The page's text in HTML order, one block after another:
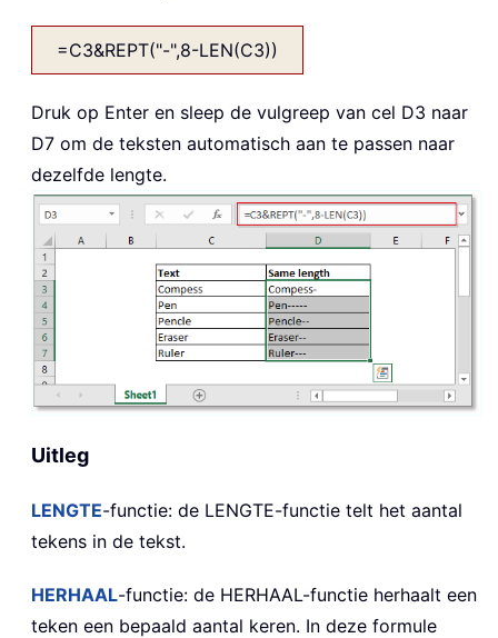
=C3&REPT("-",8-LEN(C3))
Druk op Enter en sleep de vulgreep van cel D3 naar
D7 om de teksten automatisch aan te passen naar
dezelfde lengte.
Uitleg
LENGTE-functie: de LENGTE-functie telt het aantal
tekens in de tekst.
HERHAAL-functie: de HERHAAL-functie herhaalt een
teken een bepaald aantal keren. In deze formule